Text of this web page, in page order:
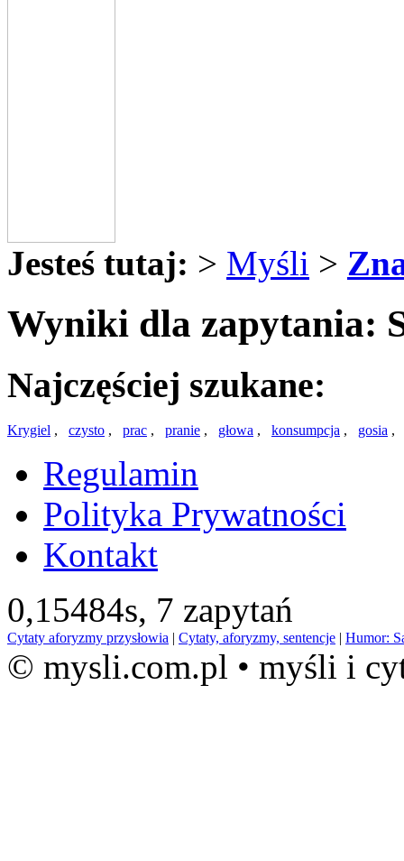
Jesteś tutaj: > Myśli >
Wyniki dla zapytania:
Najczęściej szukane:
Krygiel , czysto , prac , pranie , głowa , konsumpcja , gosia
Regulamin
Polityka Prywatności
Kontakt
0,15484s, 7 zapytań
Cytaty aforyzmy przysłowia | Cytaty, aforyzmy, sentencje | Humor:
© mysli.com.pl • myśli i